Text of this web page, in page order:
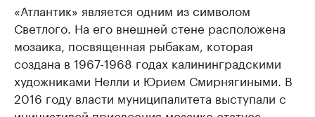
«Атлантик» является одним из символом
Светлого. На его внешней стене расположена
мозаика, посвященная рыбакам, которая
создана в 1967-1968 годах калининградскими
художниками Нелли и Юрием Смирнягиными. В
2016 году власти муниципалитета выступали с